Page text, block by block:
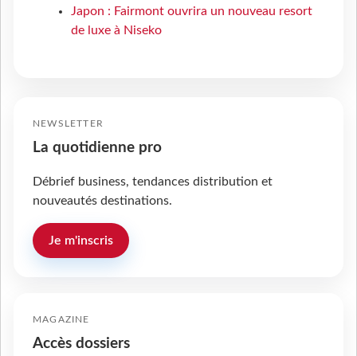
Japon : Fairmont ouvrira un nouveau resort
de luxe à Niseko
NEWSLETTER
La quotidienne pro
Débrief business, tendances distribution et
nouveautés destinations.
Je m'inscris
MAGAZINE
Accès dossiers